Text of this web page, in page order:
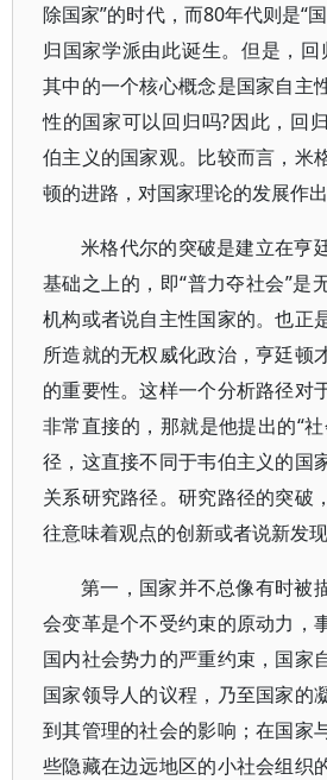
除国家”的时代，而80年代则是“
归国家学派由此诞生。但是，
其中的一个核心概念是国家自主
性的国家可以回归吗?因此，回
伯主义的国家观。比较而言，米
顿的进路，对国家理论的发展作出
米格代尔的突破是建立在亨
基础之上的，即“普力夺社会”是
机构或者说自主性国家的。也正
所造就的无权威化政治，亨廷顿
的重要性。这样一个分析路径对
非常直接的，那就是他提出的“
径，这直接不同于韦伯主义的国
关系研究路径。研究路径的突破
往意味着观点的创新或者说新发
第一，国家并不总像有时被
会变革是个不受约束的原动力，
国内社会势力的严重约束，国家
国家领导人的议程，乃至国家的
到其管理的社会的影响；在国家
些隐藏在边远地区的小社会组织